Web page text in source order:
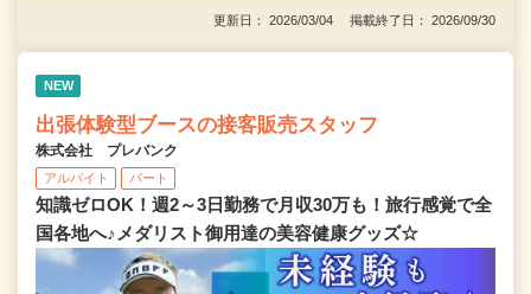
更新日： 2026/03/04 掲載終了日： 2026/09/30
NEW
出張体験型ブースの接客販売スタッフ
株式会社 プレバンク
アルバイト パート
知識ゼロOK！週2～3日勤務で月収30万も！旅行感覚で全
国各地へ♪メダリスト御用達の美容健康グッズ☆